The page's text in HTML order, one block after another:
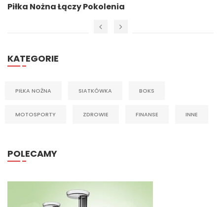
Piłka Nożna Łączy Pokolenia
KATEGORIE
PIŁKA NOŻNA SIATKÓWKA BOKS
MOTOSPORTY ZDROWIE FINANSE INNE
POLECAMY